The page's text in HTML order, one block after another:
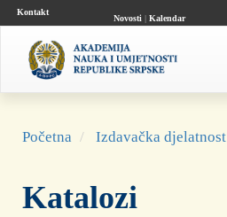
Kontakt
Novosti| Kalendar
Početna Izdavačka djelatnost
Katalozi